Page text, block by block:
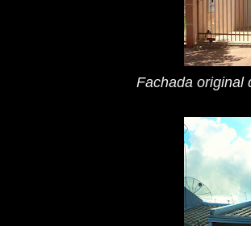
Fachada original